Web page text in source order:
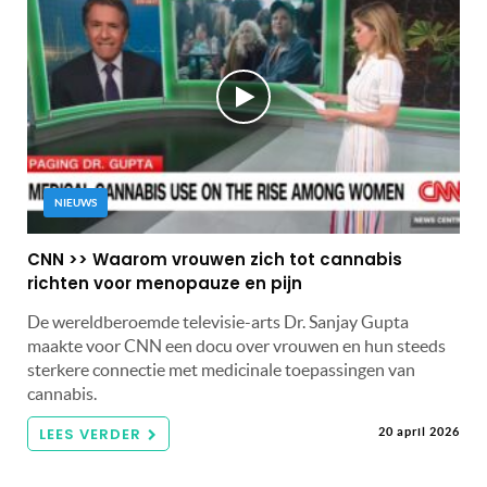
NIEUWS
CNN >> Waarom vrouwen zich tot cannabis
richten voor menopauze en pijn
De wereldberoemde televisie-arts Dr. Sanjay Gupta
maakte voor CNN een docu over vrouwen en hun steeds
sterkere connectie met medicinale toepassingen van
cannabis.
LEES VERDER 20 april 2026